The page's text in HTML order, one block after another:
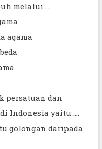
melalui.....
agama
persatuan dan
Indonesia yaitu ....
golongan daripada